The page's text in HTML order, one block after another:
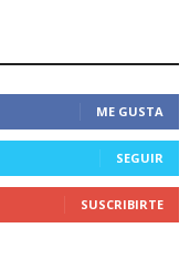
ME GUSTA
SEGUIR
SUSCRIBIRTE